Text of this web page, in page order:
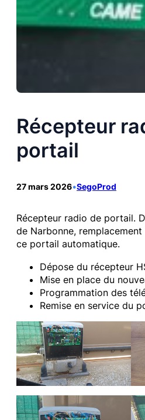
Récepteur
portail
27 mars 2026•SegoProd
Récepteur radio de portail.
de Narbonne,
ce portail automatique.
Dépose du récepteur
Mise en place du
Programmation des
Remise en service du